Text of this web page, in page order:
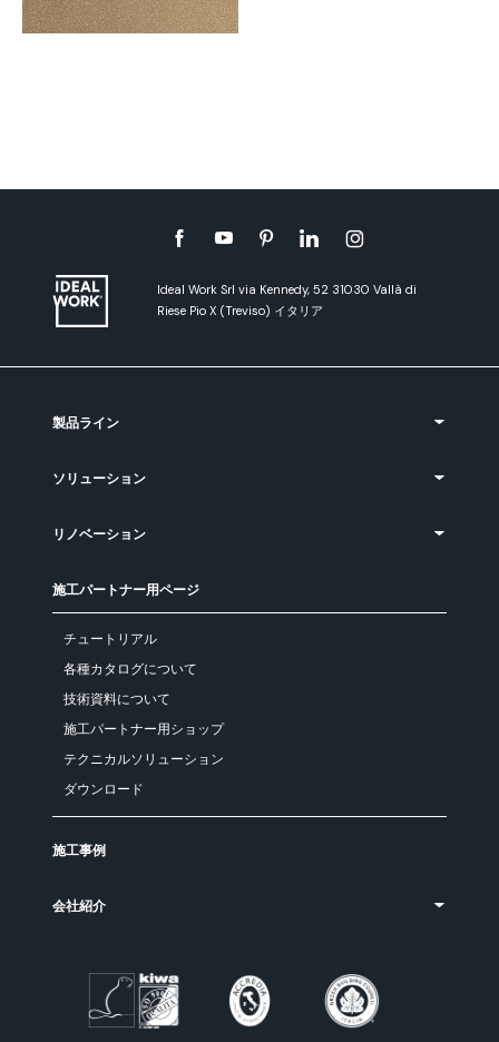
Ideal Work Srl via Kennedy, 52 31030 Vallà di
Riese Pio X (Treviso) イタリア
製品ライン
ソリューション
リノベーション
施工パートナー用ページ
チュートリアル
各種カタログについて
技術資料について
施工パートナー用ショップ
テクニカルソリューション
ダウンロード
施工事例
会社紹介